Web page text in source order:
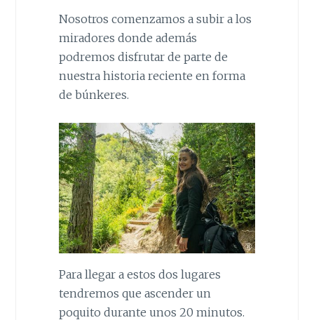
Nosotros comenzamos a subir a los
miradores donde además
podremos disfrutar de parte de
nuestra historia reciente en forma
de búnkeres.
Para llegar a estos dos lugares
tendremos que ascender un
poquito durante unos 20 minutos.